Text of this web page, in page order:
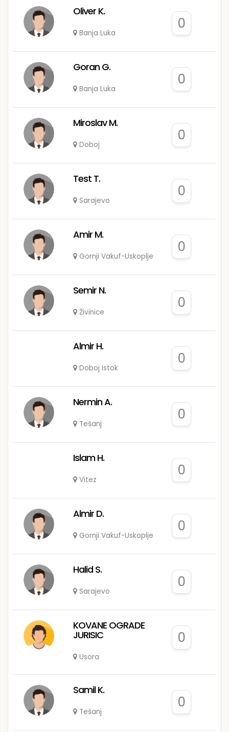
Oliver K.
Banja Luka
0
Goran G.
Banja Luka
0
Miroslav M.
Doboj
0
Test T.
Sarajevo
0
Amir M.
Gornji Vakuf-Uskoplje
0
Semir N.
Živinice
0
Almir H.
Doboj Istok
0
Nermin A.
Tešanj
0
Islam H.
Vitez
0
Almir D.
Gornji Vakuf-Uskoplje
0
Halid S.
Sarajevo
0
KOVANE OGRADE
JURISIC
Usora
0
Samil K.
Tešanj
0